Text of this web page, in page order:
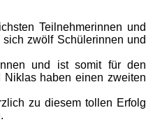
Teilnehmerinnen und
zwölf Schülerinnen und
und ist somit für den
Niklas haben einen zweiten
zu diesem tollen Erfolg